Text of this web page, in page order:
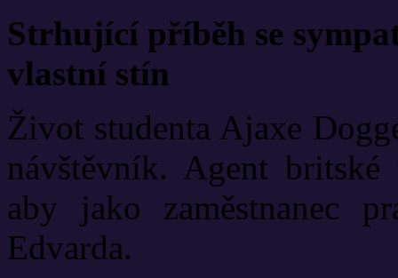
Strhující příběh se
vlastní stín
Život studenta Ajaxe
návštěvník. Agent
aby jako zaměstnanec
Edvarda.